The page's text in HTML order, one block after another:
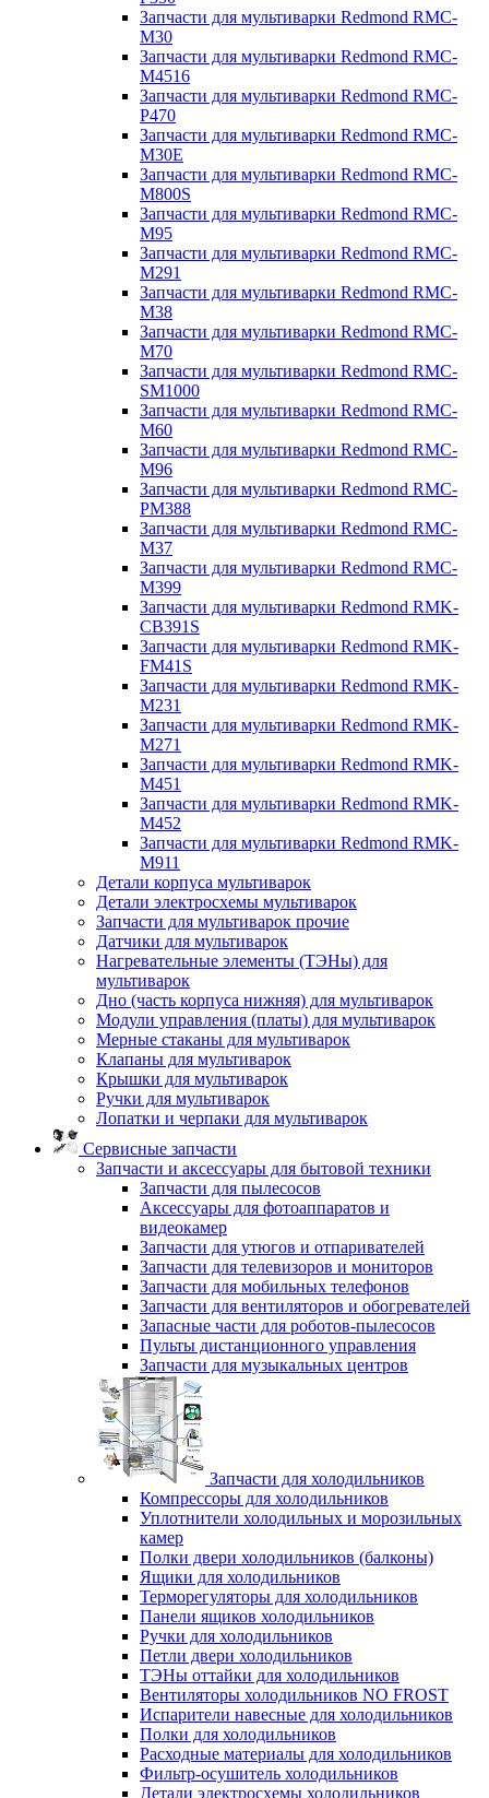
Запчасти для мультиварки Redmond RMC-
M30
Запчасти для мультиварки Redmond RMC-
M4516
Запчасти для мультиварки Redmond RMC-
P470
Запчасти для мультиварки Redmond RMC-
M30E
Запчасти для мультиварки Redmond RMC-
M800S
Запчасти для мультиварки Redmond RMC-
M95
Запчасти для мультиварки Redmond RMC-
M291
Запчасти для мультиварки Redmond RMC-
M38
Запчасти для мультиварки Redmond RMC-
M70
Запчасти для мультиварки Redmond RMC-
SM1000
Запчасти для мультиварки Redmond RMC-
M60
Запчасти для мультиварки Redmond RMC-
M96
Запчасти для мультиварки Redmond RMC-
PM388
Запчасти для мультиварки Redmond RMC-
M37
Запчасти для мультиварки Redmond RMC-
M399
Запчасти для мультиварки Redmond RMK-
CB391S
Запчасти для мультиварки Redmond RMK-
FM41S
Запчасти для мультиварки Redmond RMK-
M231
Запчасти для мультиварки Redmond RMK-
M271
Запчасти для мультиварки Redmond RMK-
M451
Запчасти для мультиварки Redmond RMK-
M452
Запчасти для мультиварки Redmond RMK-
M911
Детали корпуса мультиварок
Детали электросхемы мультиварок
Запчасти для мультиварок прочие
Датчики для мультиварок
Нагревательные элементы (ТЭНы) для
мультиварок
Дно (часть корпуса нижняя) для мультиварок
Модули управления (платы) для мультиварок
Мерные стаканы для мультиварок
Клапаны для мультиварок
Крышки для мультиварок
Ручки для мультиварок
Лопатки и черпаки для мультиварок
Сервисные запчасти
Запчасти и аксессуары для бытовой техники
Запчасти для пылесосов
Аксессуары для фотоаппаратов и
видеокамер
Запчасти для утюгов и отпаривателей
Запчасти для телевизоров и мониторов
Запчасти для мобильных телефонов
Запчасти для вентиляторов и обогревателей
Запасные части для роботов-пылесосов
Пульты дистанционного управления
Запчасти для музыкальных центров
Запчасти для холодильников
Компрессоры для холодильников
Уплотнители холодильных и морозильных
камер
Полки двери холодильников (балконы)
Ящики для холодильников
Терморегуляторы для холодильников
Панели ящиков холодильников
Ручки для холодильников
Петли двери холодильников
ТЭНы оттайки для холодильников
Вентиляторы холодильников NO FROST
Испарители навесные для холодильников
Полки для холодильников
Расходные материалы для холодильников
Фильтр-осушитель холодильников
Детали электросхемы холодильников